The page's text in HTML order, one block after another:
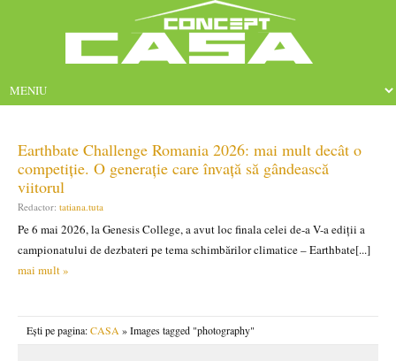
Earthbate Challenge Romania 2026: mai mult decât o
competiție. O generație care învață să gândească
viitorul
Redactor: tatiana.tuta
Pe 6 mai 2026, la Genesis College, a avut loc finala celei de-a V-a ediții a
campionatului de dezbateri pe tema schimbărilor climatice – Earthbate[...]
mai mult »
Ești pe pagina:CASA » Images tagged "photography"